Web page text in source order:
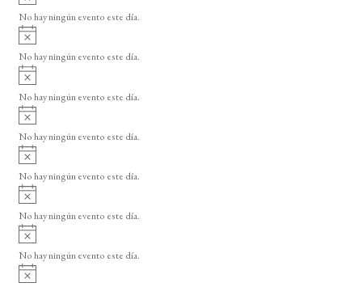
o
v
i
o
No hay ningún evento este día.
A
v
i
o
No hay ningún evento este día.
A
v
i
o
No hay ningún evento este día.
A
v
i
o
No hay ningún evento este día.
A
v
i
o
No hay ningún evento este día.
A
v
i
o
No hay ningún evento este día.
A
v
i
No hay ningún evento este día.
A